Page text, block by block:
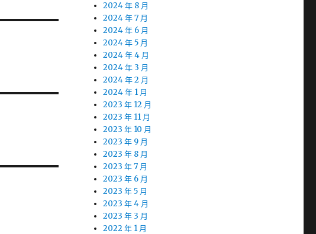
2024 年 8 月
2024 年 7 月
2024 年 6 月
2024 年 5 月
2024 年 4 月
2024 年 3 月
2024 年 2 月
2024 年 1 月
2023 年 12 月
2023 年 11 月
2023 年 10 月
2023 年 9 月
2023 年 8 月
2023 年 7 月
2023 年 6 月
2023 年 5 月
2023 年 4 月
2023 年 3 月
2022 年 1 月